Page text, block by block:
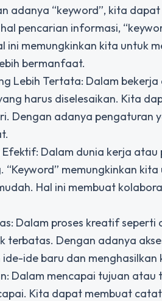
adanya “keyword”, kita
pencarian informasi,
ini memungkinkan kita untuk
bermanfaat.
Lebih Tertata: Dalam
harus diselesaikan. Kita
Dengan adanya
Efektif: Dalam dunia kerja
memungkinkan
Hal ini membuat
Dalam proses kreatif
terbatas. Dengan adanya
ide baru dan
Dalam mencapai tujuan
Kita dapat membuat